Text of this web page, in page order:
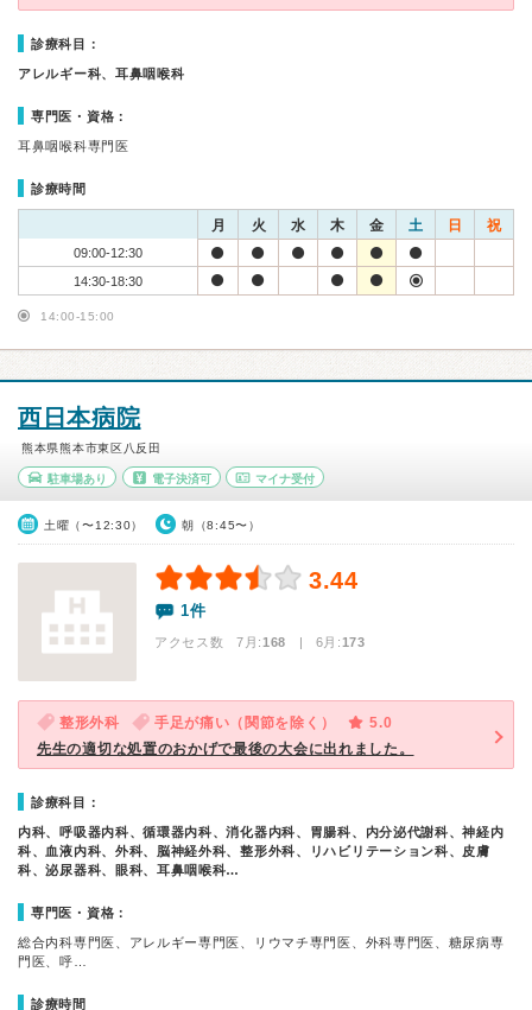
診療科目：
アレルギー科、耳鼻咽喉科
専門医・資格：
耳鼻咽喉科専門医
診療時間
月 火 水 木 金 土 日 祝
09:00-12:30
14:30-18:30
14:00-15:00
西日本病院
熊本県熊本市東区八反田
駐車場あり 電子決済可 マイナ受付
土曜（〜12:30） 朝（8:45〜）
3.44
1件
アクセス数 7月:168 | 6月:173
整形外科 手足が痛い（関節を除く）
5.0
先生の適切な処置のおかげで最後の大会に出れました。
診療科目：
内科、呼吸器内科、循環器内科、消化器内科、胃腸科、内分泌代謝科、神経内
科、血液内科、外科、脳神経外科、整形外科、リハビリテーション科、皮膚
科、泌尿器科、眼科、耳鼻咽喉科…
専門医・資格：
総合内科専門医、アレルギー専門医、リウマチ専門医、外科専門医、糖尿病専
門医、呼…
診療時間